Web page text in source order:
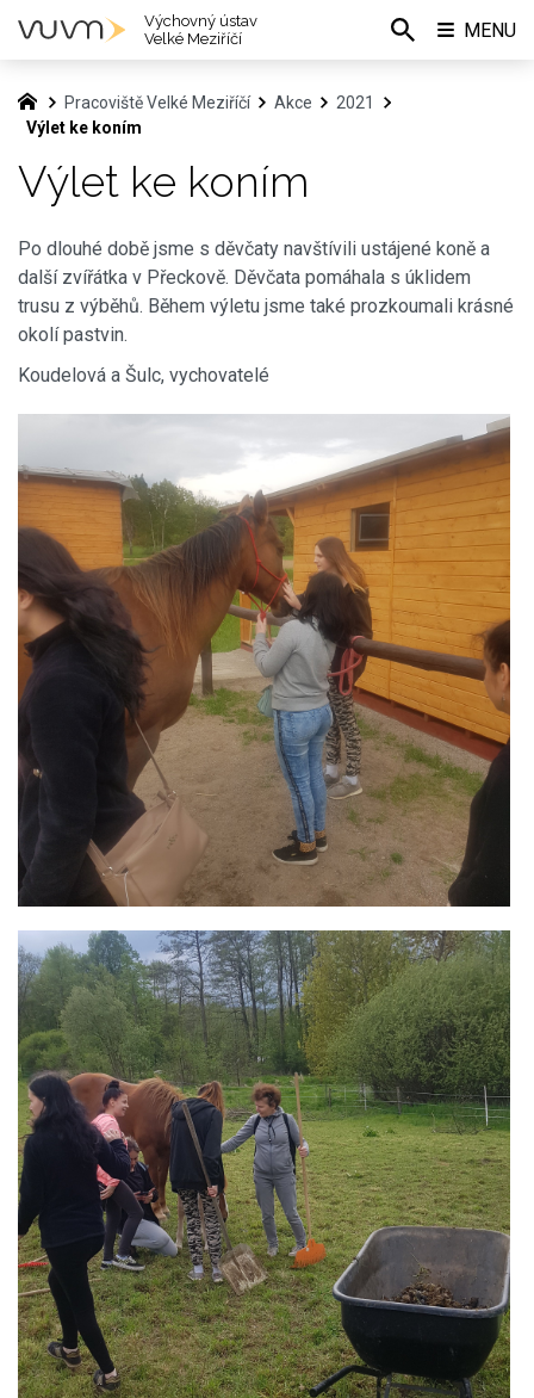
Pracoviště Velké Meziříčí Akce
2021
Výlet ke koním
Výlet ke koním
Po dlouhé době jsme s děvčaty navštívili ustájené koně a
další zvířátka v Přeckově. Děvčata pomáhala s úklidem
trusu z výběhů. Během výletu jsme také prozkoumali krásné
okolí pastvin.
Koudelová a Šulc, vychovatelé
Výchovný ústav
Velké Meziříčí
MENU